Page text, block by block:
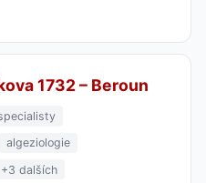
1732 – Beroun
algeziologie
+3 dalších